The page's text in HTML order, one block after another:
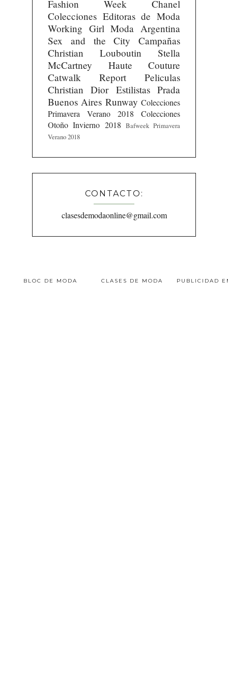
Fashion Week
Chanel
Colecciones Editoras de Moda
Working Girl Moda Argentina
Sex and the City
Campañas
Christian Louboutin
Stella
McCartney
Haute Couture
Catwalk Report
Peliculas
Christian Dior Estilistas Prada
Buenos Aires Runway Colecciones
Primavera Verano 2018
Colecciones
Otoño Invierno 2018 Bafweek Primavera
Verano 2018
CONTACTO:
clasesdemodaonline@gmail.com
BLOC DE MODA CLASES DE MODA PUBLICIDAD